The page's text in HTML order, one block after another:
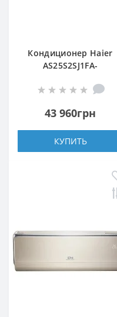
Кондиционер Haier
AS25S2SJ1FA-
43 960грн
КУПИТЬ